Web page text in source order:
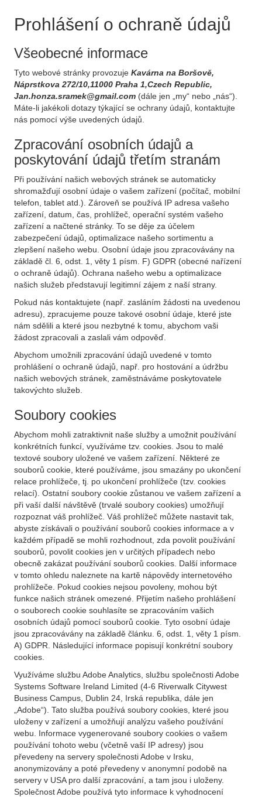
Prohlášení o ochraně údajů
Všeobecné informace
Tyto webové stránky provozuje Kavárna na Boršově,
Náprstkova 272/10,11000 Praha 1,Czech Republic,
Jan.honza.sramek@gmail.com (dále jen „my“ nebo „nás“).
Máte-li jakékoli dotazy týkající se ochrany údajů, kontaktujte
nás pomocí výše uvedených údajů.
Zpracování osobních údajů a
poskytování údajů třetím stranám
Při používání našich webových stránek se automaticky
shromažďují osobní údaje o vašem zařízení (počítač, mobilní
telefon, tablet atd.). Zároveň se používá IP adresa vašeho
zařízení, datum, čas, prohlížeč, operační systém vašeho
zařízení a načtené stránky. To se děje za účelem
zabezpečení údajů, optimalizace našeho sortimentu a
zlepšení našeho webu. Osobní údaje jsou zpracovávány na
základě čl. 6, odst. 1, věty 1 písm. F) GDPR (obecné nařízení
o ochraně údajů). Ochrana našeho webu a optimalizace
našich služeb představují legitimní zájem z naší strany.
Pokud nás kontaktujete (např. zasláním žádosti na uvedenou
adresu), zpracujeme pouze takové osobní údaje, které jste
nám sdělili a které jsou nezbytné k tomu, abychom vaši
žádost zpracovali a zaslali vám odpověď.
Abychom umožnili zpracování údajů uvedené v tomto
prohlášení o ochraně údajů, např. pro hostování a údržbu
našich webových stránek, zaměstnáváme poskytovatele
takovýchto služeb.
Soubory cookies
Abychom mohli zatraktivnit naše služby a umožnit používání
konkrétních funkcí, využíváme tzv. cookies. Jsou to malé
textové soubory uložené ve vašem zařízení. Některé ze
souborů cookie, které používáme, jsou smazány po ukončení
relace prohlížeče, tj. po ukončení prohlížeče (tzv. cookies
relací). Ostatní soubory cookie zůstanou ve vašem zařízení a
při vaší další návštěvě (trvalé soubory cookies) umožňují
rozpoznat váš prohlížeč. Váš prohlížeč můžete nastavit tak,
abyste získávali o používání souborů cookies informace a v
každém případě se mohli rozhodnout, zda povolit používání
souborů, povolit cookies jen v určitých případech nebo
obecně zakázat používání souborů cookies. Další informace
v tomto ohledu naleznete na kartě nápovědy internetového
prohlížeče. Pokud cookies nejsou povoleny, mohou být
funkce našich stránek omezené. Přijetím našeho prohlášení
o souborech cookie souhlasíte se zpracováním vašich
osobních údajů pomocí souborů cookie. Tyto osobní údaje
jsou zpracovávány na základě článku. 6, odst. 1, věty 1 písm.
A) GDPR. Následující informace popisují konkrétní soubory
cookies.
Využíváme službu Adobe Analytics, službu společnosti Adobe
Systems Software Ireland Limited (4-6 Riverwalk Citywest
Business Campus, Dublin 24, Irská republika, dále jen
„Adobe“). Tato služba používá soubory cookies, které jsou
uloženy v zařízení a umožňují analýzu vašeho používání
webu. Informace vygenerované soubory cookies o vašem
používání tohoto webu (včetně vaší IP adresy) jsou
převedeny na servery společnosti Adobe v Irsku,
anonymizovány a poté převedeny v anonymní podobě na
servery v USA pro další zpracování, a tam jsou i uloženy.
Společnost Adobe používá tyto informace k vyhodnocení